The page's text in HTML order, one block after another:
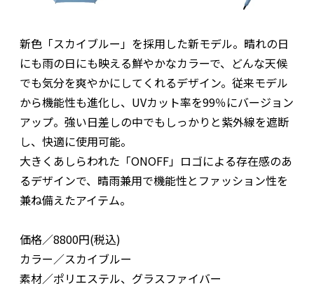
新色「スカイブルー」を採用した新モデル。晴れの日
にも雨の日にも映える鮮やかなカラーで、どんな天候
でも気分を爽やかにしてくれるデザイン。従来モデル
から機能性も進化し、UVカット率を99％にバージョン
アップ。強い日差しの中でもしっかりと紫外線を遮断
し、快適に使用可能。
大きくあしらわれた「ONOFF」ロゴによる存在感のあ
るデザインで、晴雨兼用で機能性とファッション性を
兼ね備えたアイテム。
価格／8800円(税込)
カラー／スカイブルー
素材／ポリエステル、グラスファイバー